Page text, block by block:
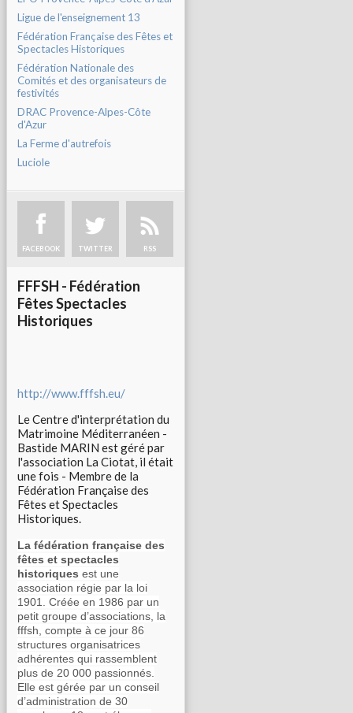
Ligue de l'enseignement 13
Fédération Française des Fêtes et
Spectacles Historiques
Fédération Nationale des
Comités et des organisateurs de
festivités
DRAC Provence-Alpes-Côte
d'Azur
La Ferme d'autrefois
Luciole
FACEBOOK TWITTER RSS
FFFSH - Fédération
Fêtes Spectacles
Historiques
http://www.fffsh.eu/
Le Centre d'interprétation du
Matrimoine Méditerranéen -
Bastide MARIN est géré par
l'association La Ciotat, il était
une fois - Membre de la
Fédération Française des
Fêtes et Spectacles
Historiques.
La fédération française des
fêtes et spectacles
historiques est une
association régie par la loi
1901. Créée en 1986 par un
petit groupe d’associations, la
fffsh, compte à ce jour 86
structures organisatrices
adhérentes qui rassemblent
plus de 20 000 passionnés.
Elle est gérée par un conseil
d’administration de 30